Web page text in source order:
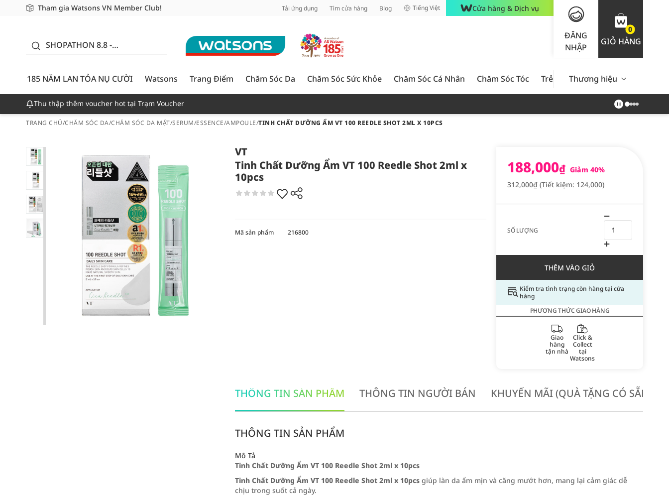
Tham gia Watsons VN Member Club!
Miễn phí giao hàng cho đơn hàng từ 249,000Đ
Giao hàng nhanh 24h - Áp dụng khu vực TP. Hồ Chí Minh Tải ứng dụng Tìm cửa hàng Blog Tiếng Việt Cửa hàng & Dịch vụ
ĐĂNG
NHẬP
0
GIỎ HÀNG
SHOPATHON 8.8 -
CƯỜI - GIẢM ĐẾN
50%
185 NĂM LAN TỎA NỤ CƯỜI
Watsons Trang Điểm Chăm Sóc Da Chăm Sóc Sức Khỏe Chăm Sóc Cá Nhân Chăm Sóc Tóc Trẻ Em Nam Giới Chăm Sóc
Thương hiệu
Thu thập thêm voucher hot tại Trạm Voucher
TRANG CHỦ/CHĂM SÓC DA/CHĂM SÓC DA MẶT/SERUM/ESSENCE/AMPOULE/TINH CHẤT DƯỠNG ẨM VT 100 REEDLE SHOT 2ML X 10PCS
VT
Tinh Chất Dưỡng Ẩm VT 100 Reedle Shot 2ml x
10pcs
188,000₫ Giảm 40%
312,000₫(Tiết kiệm: 124,000)
SỐ LƯỢNG
THÊM VÀO GIỎ
Kiểm tra tình trạng còn hàng tại cửa
hàng
PHƯƠNG THỨC GIAO HÀNG
Giao
hàng
tận nhà
Click &
Collect
tại
Watsons
Mã sản phẩm 216800
THÔNG TIN SẢN PHẨM THÔNG TIN NGƯỜI BÁN KHUYẾN MÃI (QUÀ TẶNG CÓ SẴN
THÔNG TIN SẢN PHẨM
Mô Tả
Tinh Chất Dưỡng Ẩm VT 100 Reedle Shot 2ml x 10pcs
Tinh Chất Dưỡng Ẩm VT 100 Reedle Shot 2ml x 10pcs giúp làn da ẩm mịn và căng mướt hơn, mang lại cảm giác dễ
chịu trong suốt cả ngày.